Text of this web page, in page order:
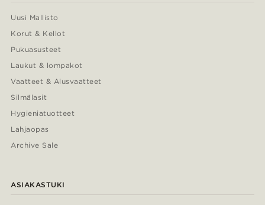
Uusi Mallisto
Korut & Kellot
Pukuasusteet
Laukut & lompakot
Vaatteet & Alusvaatteet
Silmälasit
Hygieniatuotteet
Lahjaopas
Archive Sale
ASIAKASTUKI